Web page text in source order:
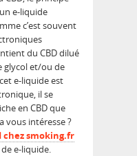
e-liquide
c’est souvent
du CBD dilué
glycol et/ou de
e-liquide est
il se
en CBD que
vous intéresse ?
smoking.fr
e-liquide.